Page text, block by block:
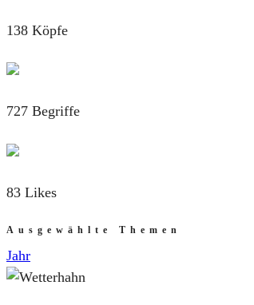
138 Köpfe
727 Begriffe
83 Likes
Ausgewählte Themen
Jahr